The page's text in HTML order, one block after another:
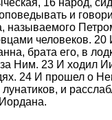
16 народ,
и
человеков. 20
брата его, в
Ним. 23 И ходил
24 И прошел о
и